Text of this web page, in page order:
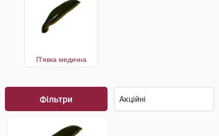
П'явка медична
Фільтри